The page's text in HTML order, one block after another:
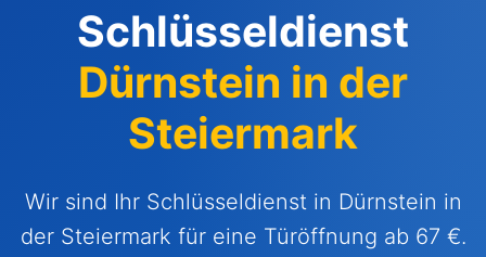
Schlüsseldienst
Dürnstein in der
Steiermark
Wir sind Ihr Schlüsseldienst in Dürnstein in
der Steiermark für eine Türöffnung ab 67 €.